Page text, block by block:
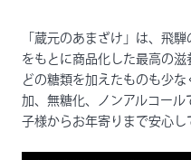
「蔵元のあまざけ」は、飛
をもとに商品化した最高の
どの糖類を加えたものも少
加、無糖化、ノンアルコー
子様からお年寄りまで安心し